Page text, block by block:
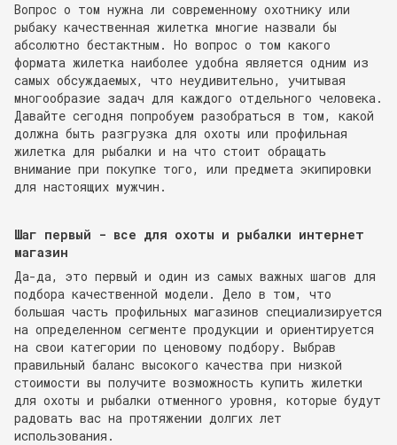
Вопрос о том нужна ли современному охотнику или
рыбаку качественная жилетка многие назвали бы
абсолютно бестактным. Но вопрос о том какого
формата жилетка наиболее удобна является одним из
самых обсуждаемых, что неудивительно, учитывая
многообразие задач для каждого отдельного человека.
Давайте сегодня попробуем разобраться в том, какой
должна быть разгрузка для охоты или профильная
жилетка для рыбалки и на что стоит обращать
внимание при покупке того, или предмета экипировки
для настоящих мужчин.
Шаг первый - все для охоты и рыбалки интернет
магазин
Да-да, это первый и один из самых важных шагов для
подбора качественной модели. Дело в том, что
большая часть профильных магазинов специализируется
на определенном сегменте продукции и ориентируется
на свои категории по ценовому подбору. Выбрав
правильный баланс высокого качества при низкой
стоимости вы получите возможность купить жилетки
для охоты и рыбалки отменного уровня, которые будут
радовать вас на протяжении долгих лет
использования.